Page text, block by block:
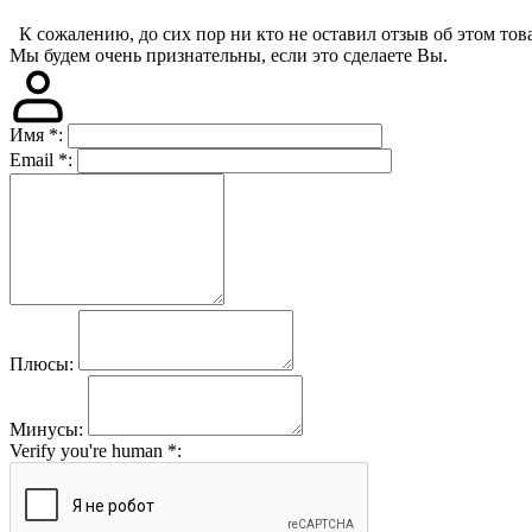
К сожалению, до сих пор ни кто не оставил отзыв об этом
Мы будем очень признательны, если это сделаете Вы.
Имя *:
Email *:
Плюсы:
Минусы:
Verify you're human *: